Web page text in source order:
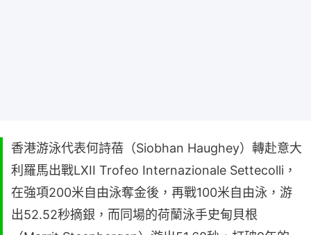
香港游泳代表何詩蓓（Siobhan Haughey）轉赴意大
利羅馬出戰LXII Trofeo Internazionale Settecolli，
在強項200米自由泳奪金後，再戰100米自由泳，游
出52.52秒摘銀，而同場的荷蘭泳手史甸貝根